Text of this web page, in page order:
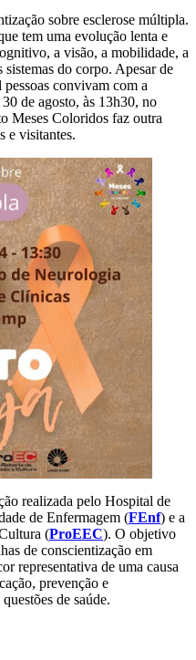
sobre esclerose múltipla.
tem uma evolução lenta e
a visão, a mobilidade, a
do corpo. Apesar de
convivam com a
de agosto, às 13h30, no
Meses Coloridos faz outra
e visitantes.
realizada pelo Hospital de
de Enfermagem (FEnf) e a
(ProEEC). O objetivo
de conscientização em
representativa de uma causa
prevenção e
de saúde.